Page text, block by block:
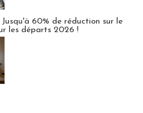
Jusqu'à 60% de réduction sur le
les départs 2026 !